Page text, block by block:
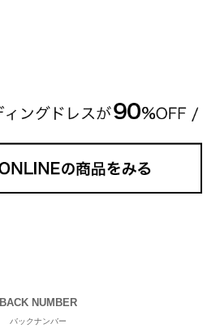
BACK NUMBER
バックナンバー